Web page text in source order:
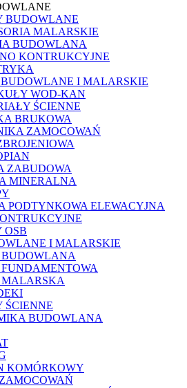
BUDOWLANE
MALARSKIE
BUDOWLANA
KONTRUKCYJNE
I MALARSKIE
WOD-KAN
ŚCIENNE
BRUKOWA
ZAMOCOWAŃ
ZABUDOWA
MINERALNA
PODTYNKOWA ELEWACYJNA
OSB
I MALARSKIE
ŚCIENNE
BUDOWLANA
KOMÓRKOWY